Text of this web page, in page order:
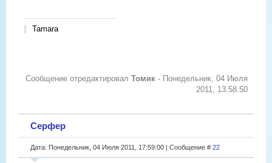
Tamara
Сообщение отредактировал Томик - Понедельник, 04 Июля
2011, 13:58:50
Серфер
Дата: Понедельник, 04 Июля 2011, 17:59:00 | Сообщение # 22